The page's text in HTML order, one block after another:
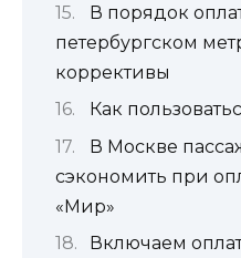
В порядок
петербургском
коррективы
Как
В Москве
сэкономить при
«Мир»
Включаем